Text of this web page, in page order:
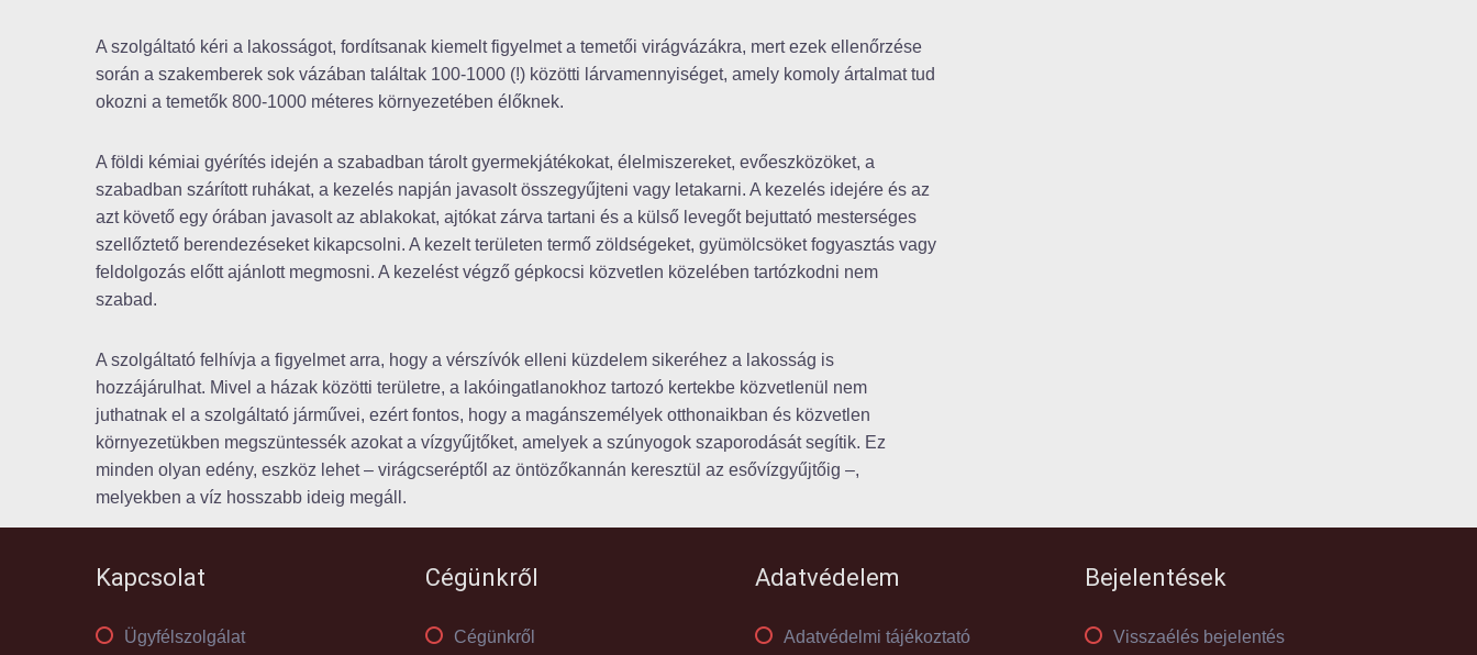
A szolgáltató kéri a lakosságot, fordítsanak kiemelt figyelmet a temetői virágvázákra, mert ezek ellenőrzése
során a szakemberek sok vázában találtak 100-1000 (!) közötti lárvamennyiséget, amely komoly ártalmat tud
okozni a temetők 800-1000 méteres környezetében élőknek.
A földi kémiai gyérítés idején a szabadban tárolt gyermekjátékokat, élelmiszereket, evőeszközöket, a
szabadban szárított ruhákat, a kezelés napján javasolt összegyűjteni vagy letakarni. A kezelés idejére és az
azt követő egy órában javasolt az ablakokat, ajtókat zárva tartani és a külső levegőt bejuttató mesterséges
szellőztető berendezéseket kikapcsolni. A kezelt területen termő zöldségeket, gyümölcsöket fogyasztás vagy
feldolgozás előtt ajánlott megmosni. A kezelést végző gépkocsi közvetlen közelében tartózkodni nem
szabad.
A szolgáltató felhívja a figyelmet arra, hogy a vérszívók elleni küzdelem sikeréhez a lakosság is
hozzájárulhat. Mivel a házak közötti területre, a lakóingatlanokhoz tartozó kertekbe közvetlenül nem
juthatnak el a szolgáltató járművei, ezért fontos, hogy a magánszemélyek otthonaikban és közvetlen
környezetükben megszüntessék azokat a vízgyűjtőket, amelyek a szúnyogok szaporodását segítik. Ez
minden olyan edény, eszköz lehet – virágcseréptől az öntözőkannán keresztül az esővízgyűjtőig –,
melyekben a víz hosszabb ideig megáll.
Kapcsolat
Ügyfélszolgálat
Cégünkről
Cégünkről
Adatvédelem
Adatvédelmi tájékoztató
Bejelentések
Visszaélés bejelentés